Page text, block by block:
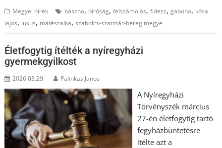
Megyei hírek bászna, bíróság,felszámolás,fidesz,gabona, kósa
lajos, luxus, mátészalka,szabolcs-szatmár-bereg megye
Életfogytig ítélték a nyíregyházi
gyermekgyilkost
2026.03.29. Palinkas Janos
A Nyíregyházi
Törvényszék március
27-én életfogytig tartó
fegyházbüntetésre
ítélte azt a